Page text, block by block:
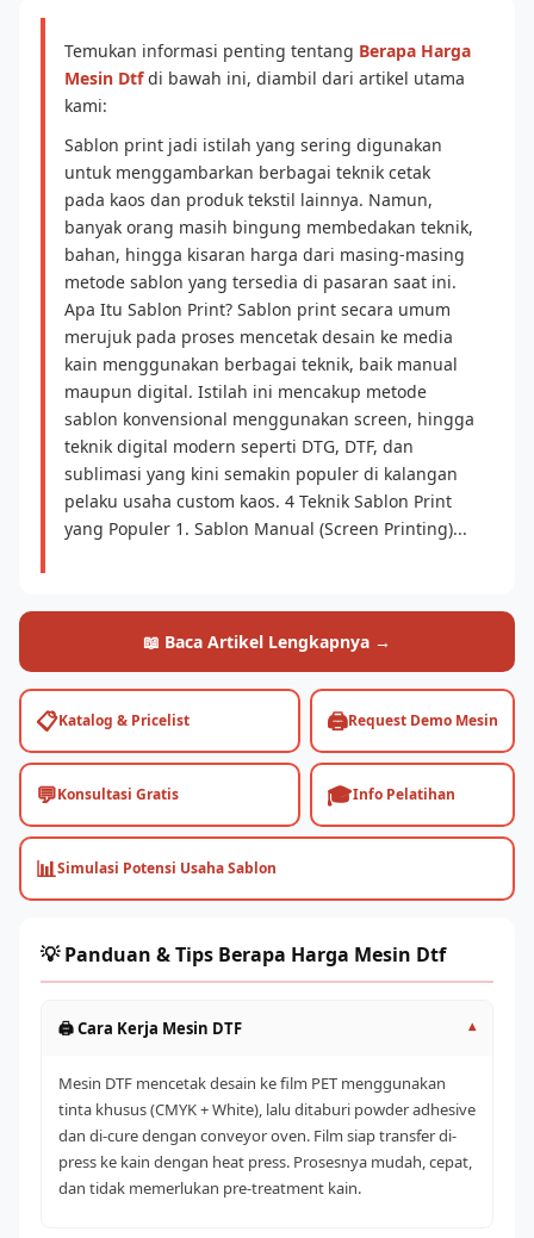
Temukan informasi penting tentang Berapa Harga
Mesin Dtfdi bawah ini, diambil dari artikel utama
kami:
Sablon print jadi istilah yang sering digunakan
untuk menggambarkan berbagai teknik cetak
pada kaos dan produk tekstil lainnya. Namun,
banyak orang masih bingung membedakan teknik,
bahan, hingga kisaran harga dari masing-masing
metode sablon yang tersedia di pasaran saat ini.
Apa Itu Sablon Print? Sablon print secara umum
merujuk pada proses mencetak desain ke media
kain menggunakan berbagai teknik, baik manual
maupun digital. Istilah ini mencakup metode
sablon konvensional menggunakan screen, hingga
teknik digital modern seperti DTG, DTF, dan
sublimasi yang kini semakin populer di kalangan
pelaku usaha custom kaos. 4 Teknik Sablon Print
yang Populer 1. Sablon Manual (Screen Printing)...
📖 Baca Artikel Lengkapnya →
📋Katalog & Pricelist 🖨️Request Demo Mesin
💬Konsultasi Gratis 🎓Info Pelatihan
📊Simulasi Potensi Usaha Sablon
💡 Panduan & Tips Berapa Harga Mesin Dtf
🖨️ Cara Kerja Mesin DTF ▾
Mesin DTF mencetak desain ke film PET menggunakan
tinta khusus (CMYK + White), lalu ditaburi powder adhesive
dan di-cure dengan conveyor oven. Film siap transfer di-
press ke kain dengan heat press. Prosesnya mudah, cepat,
dan tidak memerlukan pre-treatment kain.